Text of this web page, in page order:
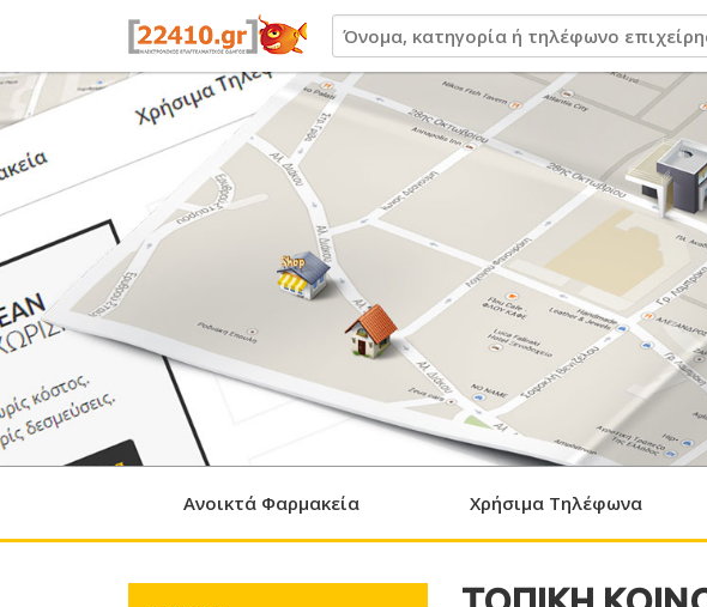
22410.gr
Ανοικτά Φαρμακεία Χρήσιμα Τηλέφωνα